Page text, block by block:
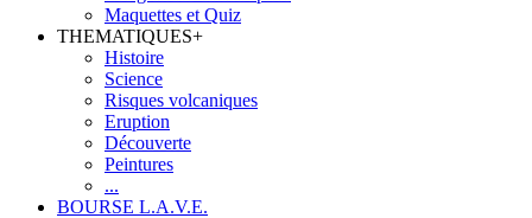
Maquettes et Quiz
THEMATIQUES+
Histoire
Science
Risques volcaniques
Eruption
Découverte
Peintures
...
BOURSE L.A.V.E.